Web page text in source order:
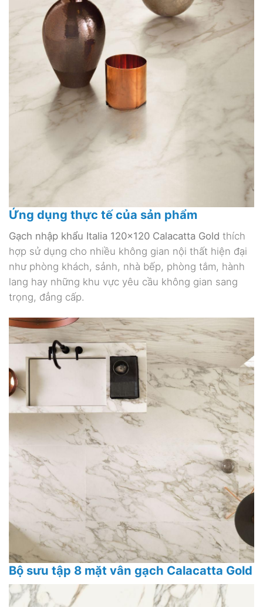
Ứng dụng thực tế của sản phẩm
Gạch nhập khẩu Italia 120×120 Calacatta Gold thích
hợp sử dụng cho nhiều không gian nội thất hiện đại
như phòng khách, sảnh, nhà bếp, phòng tắm, hành
lang hay những khu vực yêu cầu không gian sang
trọng, đẳng cấp.
Bộ sưu tập 8 mặt vân gạch Calacatta Gold